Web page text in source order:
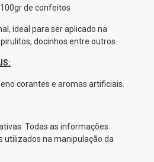
de confeitos
ideal para ser aplicado na
docinhos entre outros.
corantes e aromas artificiais.
Todas as informações
utilizados na manipulação da